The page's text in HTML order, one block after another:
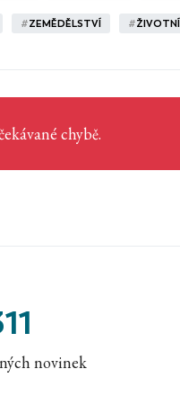
#ZEMĚDĚLSTVÍ #
chybě.
novinek